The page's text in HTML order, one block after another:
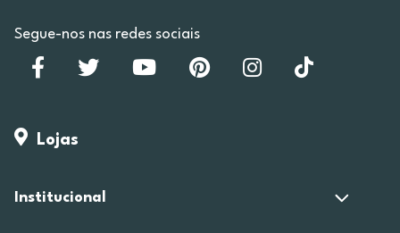
Segue-nos nas redes sociais
Lojas
Institucional